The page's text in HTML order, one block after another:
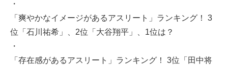
・
「爽やかなイメージがあるアスリート」ランキング！ 3
位「石川祐希」、2位「大谷翔平」、1位は？
・
「存在感があるアスリート」ランキング！ 3位「田中将